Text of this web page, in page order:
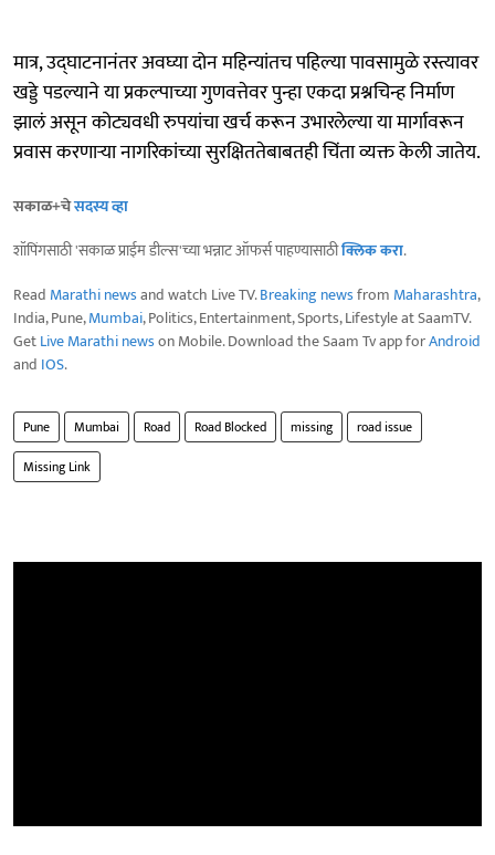
मात्र, उद्घाटनानंतर अवघ्या दोन महिन्यांतच पहिल्या पावसामुळे रस्त्यावर
खड्डे पडल्याने या प्रकल्पाच्या गुणवत्तेवर पुन्हा एकदा प्रश्नचिन्ह निर्माण
झालं असून कोट्यवधी रुपयांचा खर्च करून उभारलेल्या या मार्गावरून
प्रवास करणाऱ्या नागरिकांच्या सुरक्षिततेबाबतही चिंता व्यक्त केली जातेय.
सकाळ+चेसदस्य व्हा
शॉपिंगसाठी 'सकाळ प्राईम डील्स'च्या भन्नाट ऑफर्स पाहण्यासाठीक्लिक करा.
Read Marathi newsand watch Live TV.Breaking newsfrom Maharashtra,
India, Pune,Mumbai, Politics, Entertainment, Sports, Lifestyle at SaamTV.
GetLive Marathi newson Mobile. Download the Saam Tv app forAndroid
and IOS.
Pune Mumbai Road Road Blocked missing
road issue
Missing Link